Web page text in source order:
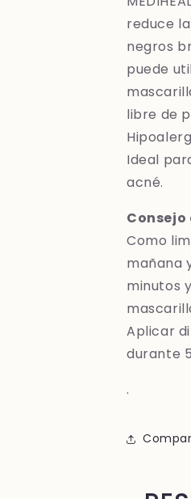
reduce
negros
puede
libre de
Ideal
acné.
Consejo
Como
mañana
minutos
Aplicar
durante
.